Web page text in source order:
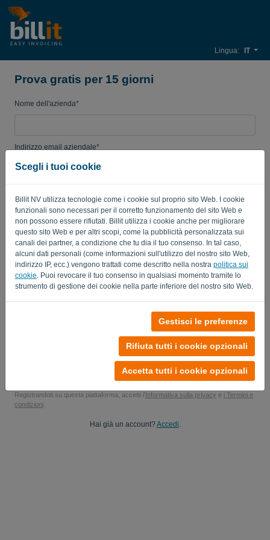
Scegli i tuoi cookie
Billit NV utilizza tecnologie come i cookie sul proprio sito Web. I cookie
funzionali sono necessari per il corretto funzionamento del sito Web e
non possono essere rifiutati. Billit utilizza i cookie anche per migliorare
questo sito Web e per altri scopi, come la pubblicità personalizzata sui
canali dei partner, a condizione che tu dia il tuo consenso. In tal caso,
alcuni dati personali (come informazioni sull'utilizzo del nostro sito Web,
indirizzo IP, ecc.) vengono trattati come descritto nella nostra politica sui
cookie . Puoi revocare il tuo consenso in qualsiasi momento tramite lo
strumento di gestione dei cookie nella parte inferiore del nostro sito Web.
Gestisci le preferenze
Rifiuta tutti i cookie opzionali
Accetta tutti i cookie opzionali
Lingua: IT
Prova gratis per 15 giorni
Nome dell'azienda*
Indirizzo email aziendale*
Paese
Sì, potrebbe inviare gli aggiornamenti del mio prodotto..
Inizia la tua prova gratuita
Carta di credito non richiesta
Senza vincoli! 100% senza impegno
Registrandoti su questa piattaforma, accetti l'Informativa sulla privacy e i Termini e
condizioni
Hai già un account? Accedi.